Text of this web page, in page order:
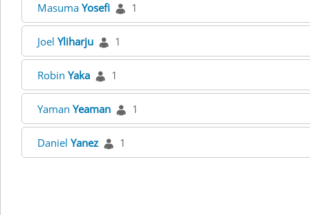
Masuma Yosefi 1
Joel Yliharju 1
Robin Yaka 1
Yaman Yeaman 1
Daniel Yanez 1